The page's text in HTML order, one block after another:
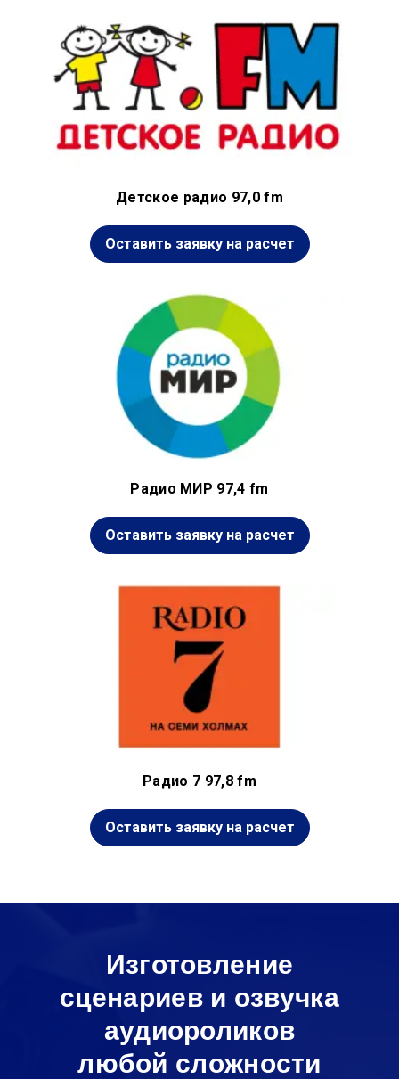
Детское радио 97,0 fm
Оставить заявку на расчет
Радио МИР 97,4 fm
Оставить заявку на расчет
Радио 7 97,8 fm
Оставить заявку на расчет
Изготовление
сценариев и озвучка
аудиороликов
любой сложности